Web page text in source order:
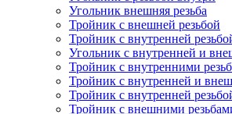
Угольник внешняя резьба
Тройник с внешней резьбой
Тройник с внутренней
Угольник с внутренней и
Тройник с внутренними
Тройник с внутренней и
Тройник с внутренней
Тройник с внешними